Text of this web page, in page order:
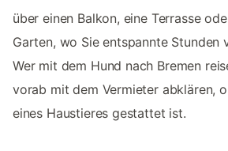
über einen Balkon, eine Terrasse
Garten, wo Sie entspannte Stunden
Wer mit dem Hund nach Bremen
vorab mit dem Vermieter abklären,
eines Haustieres gestattet ist.